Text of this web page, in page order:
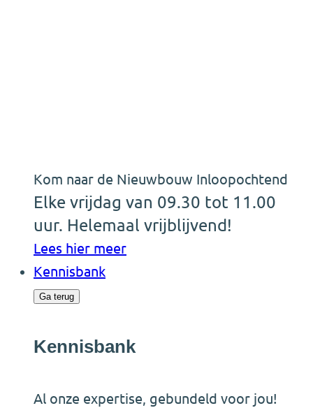
Kom naar de Nieuwbouw Inloopochtend
Elke vrijdag van 09.30 tot 11.00
uur. Helemaal vrijblijvend!
Lees hier meer
Kennisbank
Ga terug
Kennisbank
Al onze expertise, gebundeld voor jou!